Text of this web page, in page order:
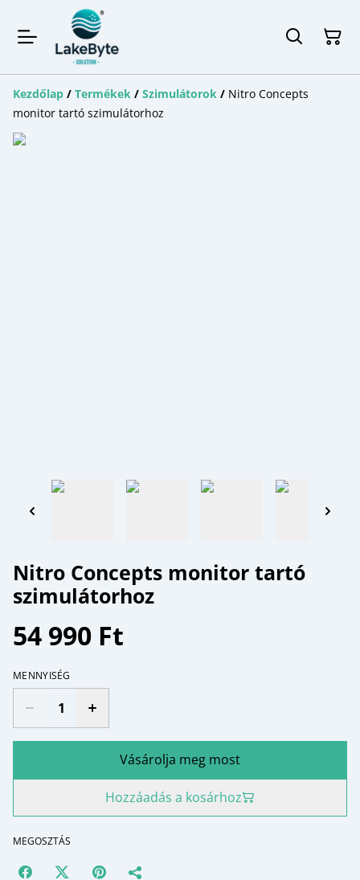
Kezdőlap / Termékek / Szimulátorok / Nitro Concepts
monitor tartó szimulátorhoz
Nitro Concepts monitor tartó
szimulátorhoz
54 990 Ft
MENNYISÉG
Vásárolja meg most
Hozzáadás a kosárhoz
MEGOSZTÁS